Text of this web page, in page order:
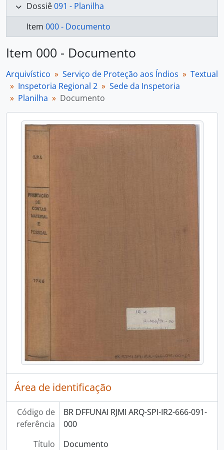
Dossiê091 - Planilha
Item 000 - Documento
Item 000 - Documento
Arquivístico Serviço de Proteção aos Índios
Textual
Inspetoria Regional 2
Sede da Inspetoria
Planilha
Documento
Área de identificação
Código de
referência
BR DFFUNAI RJMI ARQ-SPI-IR2-666-091-
000
Título
Documento